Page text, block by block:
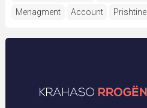
Menagment
Account Prishtine